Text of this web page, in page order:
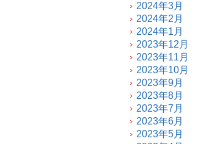
2024年3月
2024年2月
2024年1月
2023年12月
2023年11月
2023年10月
2023年9月
2023年8月
2023年7月
2023年6月
2023年5月